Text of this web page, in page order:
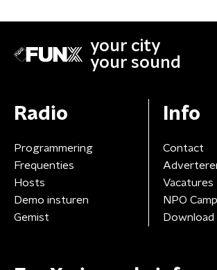
your city
your sound
Radio
Programmering
Frequenties
Hosts
Demo insturen
Gemist
Info
Contact
Vacatures
NPO
Download